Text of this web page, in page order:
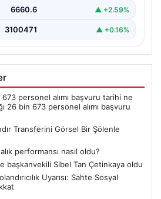
6660.6 ▲ +2.59%
3100471 ▲ +0.16%
673 personel alımı başvuru tarihi ne
26 bin 673 personel alımı başvuru
Transferini Görsel Bir Şölenle
performansı nasıl oldu?
başkanvekili Sibel Tan Çetinkaya oldu
Uyarısı: Sahte Sosyal